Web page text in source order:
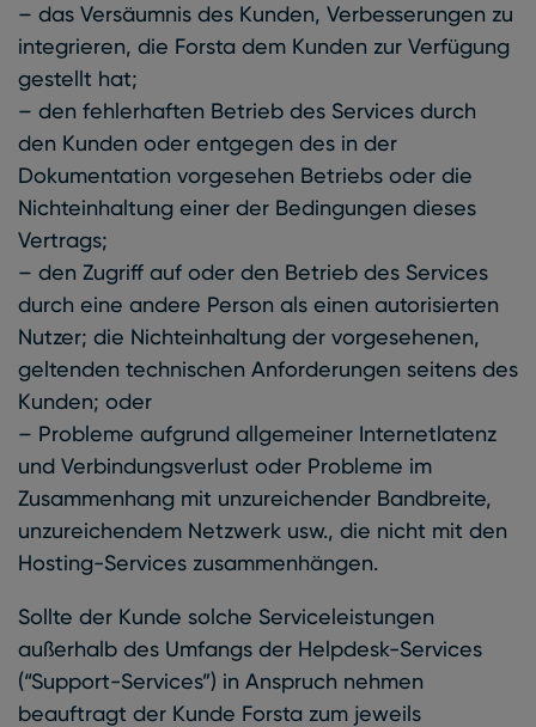
– das Versäumnis des Kunden, Verbesserungen zu
integrieren, die Forsta dem Kunden zur Verfügung
gestellt hat;
– den fehlerhaften Betrieb des Services durch
den Kunden oder entgegen des in der
Dokumentation vorgesehen Betriebs oder die
Nichteinhaltung einer der Bedingungen dieses
Vertrags;
– den Zugriff auf oder den Betrieb des Services
durch eine andere Person als einen autorisierten
Nutzer; die Nichteinhaltung der vorgesehenen,
geltenden technischen Anforderungen seitens des
Kunden; oder
– Probleme aufgrund allgemeiner Internetlatenz
und Verbindungsverlust oder Probleme im
Zusammenhang mit unzureichender Bandbreite,
unzureichendem Netzwerk usw., die nicht mit den
Hosting-Services zusammenhängen.
Sollte der Kunde solche Serviceleistungen
außerhalb des Umfangs der Helpdesk-Services
(“Support-Services”) in Anspruch nehmen
beauftragt der Kunde Forsta zum jeweils